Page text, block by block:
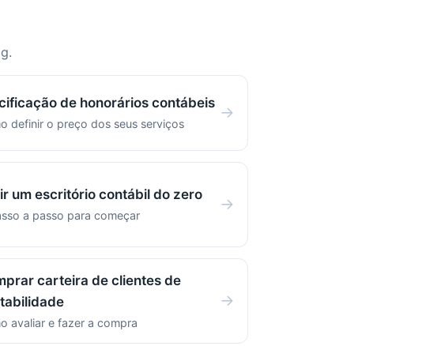
de honorários contábeis
definir o preço dos seus serviços
→
um escritório contábil do zero
a passo para começar
→
carteira de clientes de
avaliar e fazer a compra
→